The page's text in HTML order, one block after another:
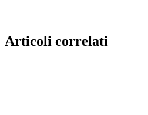
Articoli correlati